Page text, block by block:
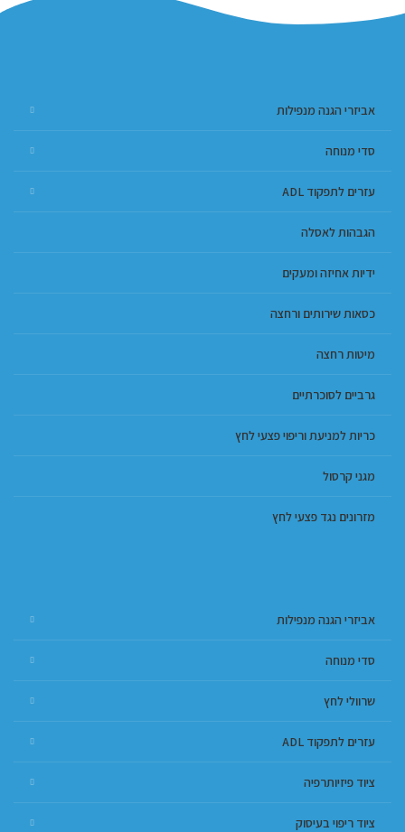
אביזרי הגנה מנפילות
סדי מנוחה
עזרים לתפקוד ADL
הגבהות לאסלה
ידיות אחיזה ומעקים
כסאות שירותים ורחצה
מיטות רחצה
גרביים לסוכרתיים
כריות למניעת וריפוי פצעי לחץ
מגני קרסול
מזרונים נגד פצעי לחץ
אביזרי הגנה מנפילות
סדי מנוחה
שרוולי לחץ
עזרים לתפקוד ADL
ציוד פיזיותרפיה
ציוד ריפוי בעיסוק